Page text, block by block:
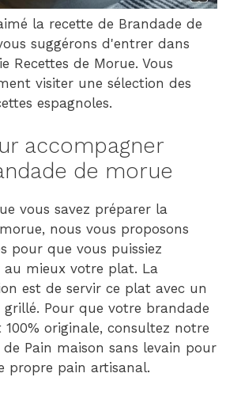
la recette de Brandade de
suggérons d'entrer dans
Recettes de Morue. Vous
visiter une sélection des
espagnoles.
accompagner
de morue
vous savez préparer la
nous vous proposons
pour que vous puissiez
au mieux votre plat. La
est de servir ce plat avec un
grillé. Pour que votre brandade
originale, consultez notre
Pain maison sans levain pour
propre pain artisanal.